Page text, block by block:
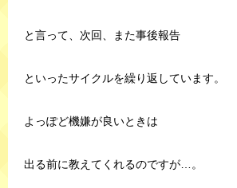
と言って、次回、また事後報告
といったサイクルを繰り返しています。
よっぽど機嫌が良いときは
出る前に教えてくれるのですが…。